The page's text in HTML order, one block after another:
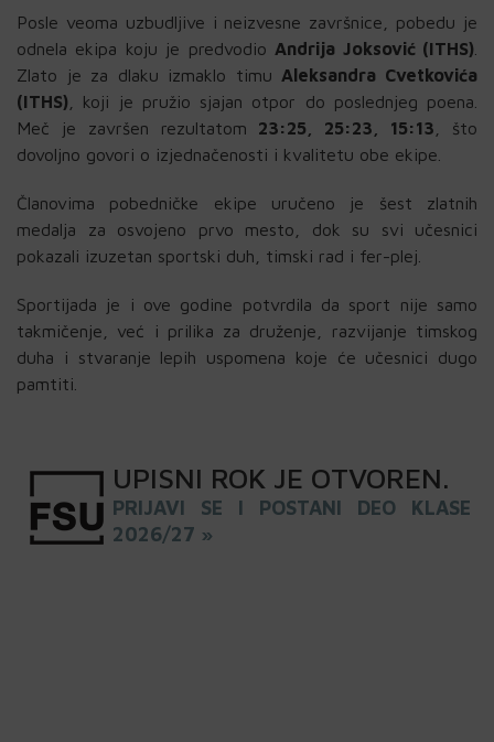
Posle veoma uzbudljive i neizvesne završnice, pobedu je
odnela ekipa koju je predvodio Andrija Joksović (ITHS)
Zlato je za dlaku izmaklo timu Aleksandra Cvetkovića
(ITHS) , koji je pružio sjajan otpor do poslednjeg poena.
Meč je završen rezultatom 23:25, 25:23, 15:13 , što
dovoljno govori o izjednačenosti i kvalitetu obe ekipe.
Članovima pobedničke ekipe uručeno je šest zlatnih
medalja za osvojeno prvo mesto, dok su svi učesnici
pokazali izuzetan sportski duh, timski rad i fer-plej.
Sportijada je i ove godine potvrdila da sport nije samo
takmičenje, već i prilika za druženje, razvijanje timskog
duha i stvaranje lepih uspomena koje će učesnici dugo
pamtiti.
UPISNI ROK JE OTVOREN.
PRIJAVI SE I POSTANI DEO KLASE
2026/27 »